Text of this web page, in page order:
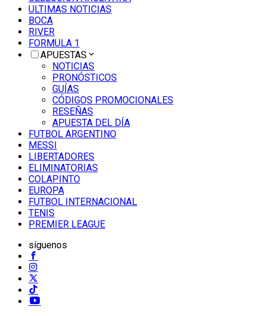
ULTIMAS NOTICIAS
BOCA
RIVER
FORMULA 1
APUESTAS
NOTICIAS
PRONÓSTICOS
GUÍAS
CÓDIGOS PROMOCIONALES
RESEÑAS
APUESTA DEL DÍA
FUTBOL ARGENTINO
MESSI
LIBERTADORES
ELIMINATORIAS
COLAPINTO
EUROPA
FUTBOL INTERNACIONAL
TENIS
PREMIER LEAGUE
síguenos